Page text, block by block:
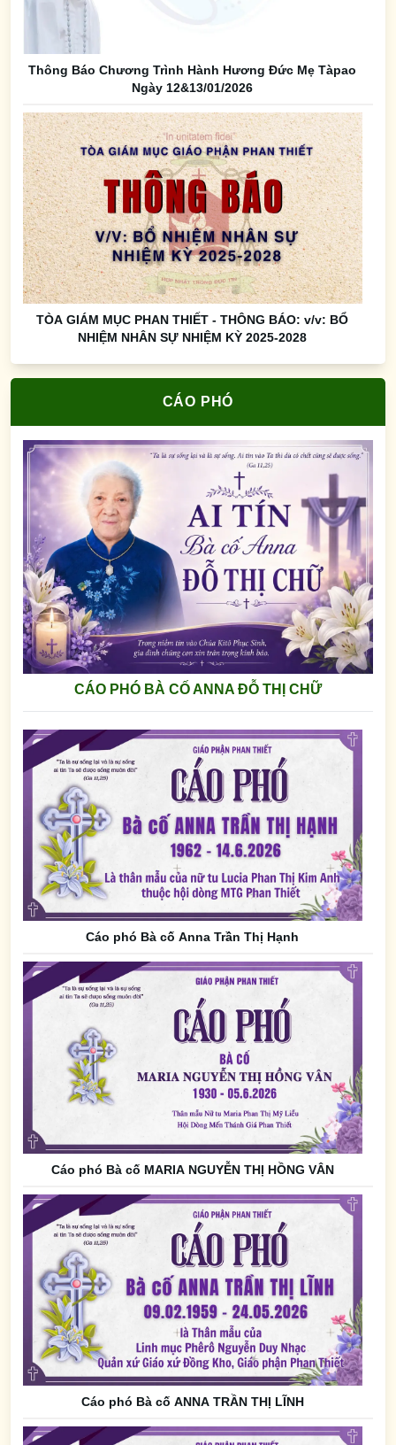
Thông Báo Chương Trình Hành Hương Đức Mẹ Tàpao
Ngày 12&13/01/2026
TÒA GIÁM MỤC PHAN THIẾT - THÔNG BÁO: v/v: BỔ
NHIỆM NHÂN SỰ NHIỆM KỲ 2025-2028
CÁO PHÓ
CÁO PHÓ BÀ CỐ ANNA ĐỖ THỊ CHỮ
Cáo phó Bà cố Anna Trần Thị Hạnh
Cáo phó Bà cố MARIA NGUYỄN THỊ HỒNG VÂN
Cáo phó Bà cố ANNA TRẦN THỊ LĨNH